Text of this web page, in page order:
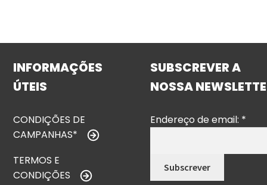
INFORMAÇÕES
ÚTEIS
CONDIÇÕES DE
CAMPANHAS*
TERMOS E
CONDIÇÕES
SUBSCREVER A
NOSSA
Endereço de email: *